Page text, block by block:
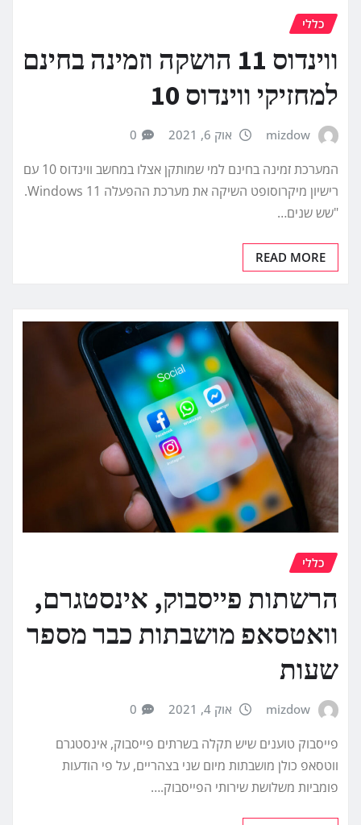
כללי
ווינדוס 11 הושקה וזמינה בחינם
למחזיקי ווינדוס 10
mizdow אוק 6, 2021 0
המערכת זמינה בחינם למי שמותקן אצלו במחשב ווינדוס 10 עם
רישיון מיקרוסופט השיקה את מערכת ההפעלה Windows 11.
"שש שנים…
READ MORE
כללי
הרשתות פייסבוק, אינסטגרם,
וואטסאפ מושבתות כבר מספר
שעות
mizdow אוק 4, 2021 0
פייסבוק טוענים שיש תקלה בשרתים פייסבוק, אינסטגרם
ווטסאפ כולן מושבתות מיום שני בצהריים, על פי הודעות
פומביות משלושת שירותי הפייסבוק.…